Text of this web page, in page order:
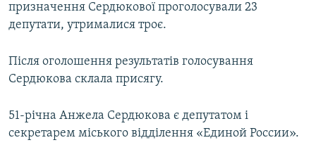
призначення Сердюкової проголосували 23
депутати, утрималися троє.
Після оголошення результатів голосування
Сердюкова склала присягу.
51-річна Анжела Сердюкова є депутатом і
секретарем міського відділення «Единой России».